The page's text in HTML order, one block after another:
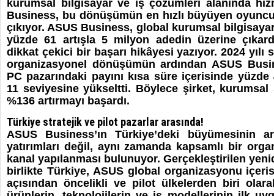
kurumsal bilgisayar ve iş çözümleri alanında
Business, bu dönüşümün en hızlı büyüyen
çıkıyor. ASUS Business, global kurumsal
yüzde 61 artışla 5 milyon adedin üzerine
dikkat çekici bir başarı hikâyesi yazıyor. 2024
organizasyonel dönüşümün ardından ASUS
PC pazarındaki payını kısa süre içerisinde
11 seviyesine yükseltti. Böylece şirket, kurumsal
%136 artırmayı başardı.
Türkiye stratejik ve pilot pazarlar arasında!
ASUS Business’ın Türkiye’deki büyümesinin
yatırımları değil, aynı zamanda kapsamlı bir
kanal yapılanması bulunuyor. Gerçekleştirilen
birlikte Türkiye, ASUS global organizasyonu
açısından öncelikli ve pilot ülkelerden biri